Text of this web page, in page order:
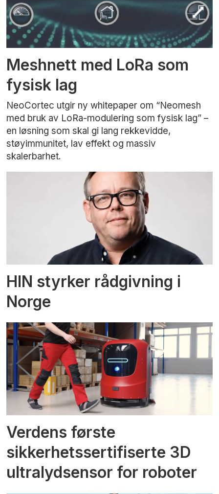
Meshnett med LoRa som
fysisk lag
NeoCortec utgir ny whitepaper om “Neomesh
med bruk av LoRa-modulering som fysisk lag” –
en løsning som skal gi lang rekkevidde,
støyimmunitet, lav effekt og massiv
skalerbarhet.
HIN styrker rådgivning i
Norge
Verdens første
sikkerhetssertifiserte 3D
ultralydsensor for roboter